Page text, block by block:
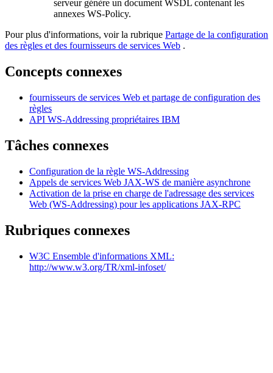
serveur génère un document WSDL contenant les
annexes WS-Policy.
Pour plus d'informations, voir la rubrique Partage de la configuration
des règles et des fournisseurs de services Web .
Concepts connexes
fournisseurs de services Web et partage de configuration des
règles
API WS-Addressing propriétaires IBM
Tâches connexes
Configuration de la règle WS-Addressing
Appels de services Web JAX-WS de manière asynchrone
Activation de la prise en charge de l'adressage des services
Web (WS-Addressing) pour les applications JAX-RPC
Rubriques connexes
W3C Ensemble d'informations XML:
http://www.w3.org/TR/xml-infoset/